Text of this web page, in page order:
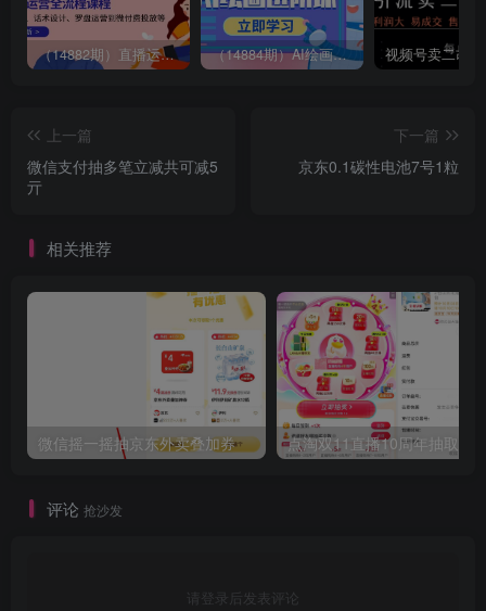
（14882期）直播运营全流程课程-5月更新：从起号、话术设计、罗盘运营到微付费投放等 （14884期）AI绘画进阶课，涵盖电商摄影等多领域，PS操作与AI工具使用全面教学
上一篇
微信支付抽多笔立减共可减5
亓
下一篇
京东0.1碳性电池7号1粒
相关推荐
微信摇一摇抽京东外卖叠加券 点淘双11直播10周年抽取红
评论 抢沙发
请登录后发表评论